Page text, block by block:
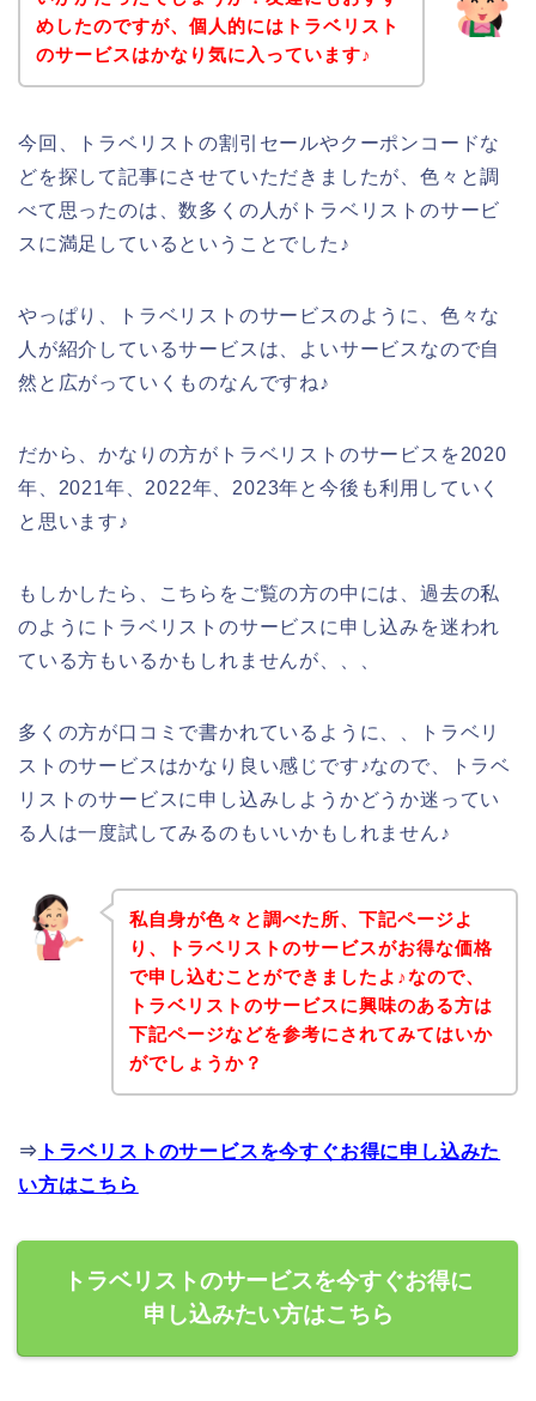
めしたのですが、個人的にはトラベリスト
のサービスはかなり気に入っています♪
今回、トラベリストの割引セールやクーポンコードな
どを探して記事にさせていただきましたが、色々と調
べて思ったのは、数多くの人がトラベリストのサービ
スに満足しているということでした♪
やっぱり、トラベリストのサービスのように、色々な
人が紹介しているサービスは、よいサービスなので自
然と広がっていくものなんですね♪
だから、かなりの方がトラベリストのサービスを2020
年、2021年、2022年、2023年と今後も利用していく
と思います♪
もしかしたら、こちらをご覧の方の中には、過去の私
のようにトラベリストのサービスに申し込みを迷われ
ている方もいるかもしれませんが、、、
多くの方が口コミで書かれているように、、トラベリ
ストのサービスはかなり良い感じです♪なので、トラベ
リストのサービスに申し込みしようかどうか迷ってい
る人は一度試してみるのもいいかもしれません♪
私自身が色々と調べた所、下記ページよ
り、トラベリストのサービスがお得な価格
で申し込むことができましたよ♪なので、
トラベリストのサービスに興味のある方は
下記ページなどを参考にされてみてはいか
がでしょうか？
⇒ トラベリストのサービスを今すぐお得に申し込みた
い方はこちら
トラベリストのサービスを今すぐお得に
申し込みたい方はこちら